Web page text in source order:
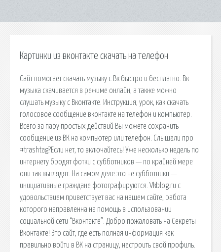
Картинки из вконтакте скачать на телефон
Сайт помогает скачать музыку с Вк быстро и бесплатно. Вк
музыка скачивается в режиме онлайн, а также можно
слушать музыку с Вконтакте. Инструкция, урок, как скачать
голосовое сообщение вконтакте на телефон и компьютер.
Всего за пару простых действий Вы можете сохранить
сообщение из ВК на компьютер или телефон. Слышали про
#trashtag?Если нет, то включайтесь! Уже несколько недель по
интернету бродят фотки с субботников — по крайней мере
они так выглядят. На самом деле это не субботники —
инициативные граждане фотографируются. Vkblog.ru с
удовольствием приветствует вас на нашем сайте, работа
которого направленна на помощь в использовании
социальной сети “Вконтакте”. Добро пожаловать на Секреты
Вконтакте! Это сайт, где есть полная информация как
правильно войти в ВК на страницу, настроить свой профиль.